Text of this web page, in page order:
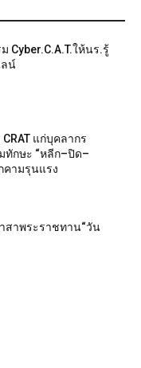
Cyber.C.A.T.ให้นร.รู้
ลน์
แก่บุคลากร
ทักษะ “หลีก–ปิด–
คามรุนแรง
สาพระราชทาน“วัน